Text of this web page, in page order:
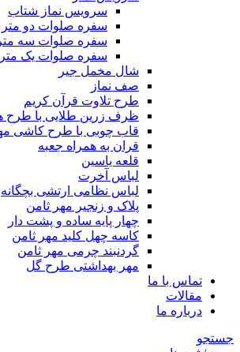
سرویس نماز شتاب
سفره صلوات دو
سفره صلوات سه
سفره صلوات یک
شال مخمل جیر
صف نماز
طرح تلاوت قرآن کریم
ظرف زرین طلایی با طرح
قاب چوبی با طرح کاشی
قران به همراه جعبه
قلعه یاسین
لباس آخرت
لباس نظامی ارتشی بچگانه
پلاک و زنجیر مهر ثامن
چهار پايه ساده و پشت دار
کاسه چهل کلید مهر ثامن
گردنبند چرمی مهر ثامن
مهر بهداشتی طرح گل
تماس با ما
مقالات
درباره ما
جستجو